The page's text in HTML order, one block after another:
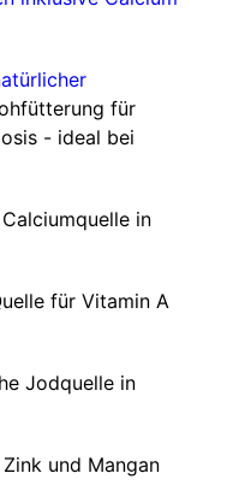
für
- ideal bei
in
für Vitamin A
Jodquelle in
und Mangan